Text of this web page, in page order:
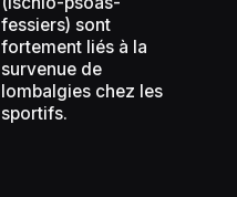
fessiers) sont
fortement liés à la
survenue de
lombalgies chez les
sportifs.